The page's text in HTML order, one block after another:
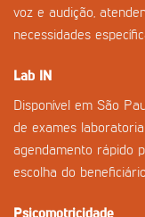
voz e audição,
necessidades
Lab IN
Disponível em São
de exames
agendamento rápido
escolha do